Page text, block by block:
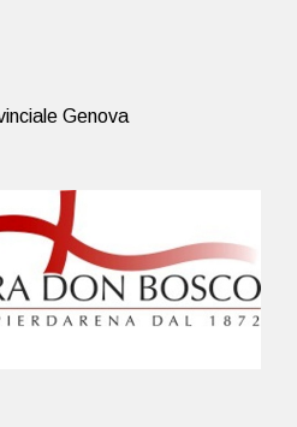
Genova